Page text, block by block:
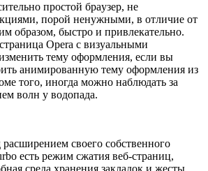
простой брaузер, не
порой ненужными, в отличие от
образом, быстро и привлекательно.
Opera с визуальными
тему оформления, если вы
анимированную тему оформления из
того, иногда можно наблюдать за
волн у водопада.
расширением своего собственного
есть режим сжатия веб-страниц,